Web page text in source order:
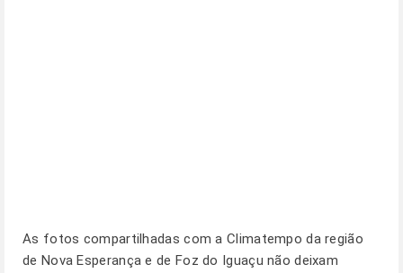
As fotos compartilhadas com a Climatempo da região
de Nova Esperança e de Foz do Iguaçu não deixam